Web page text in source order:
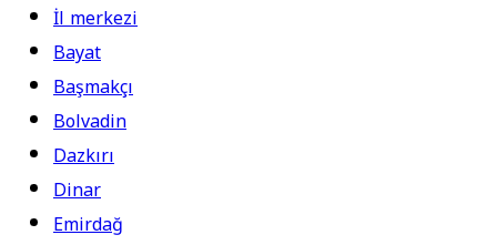
İl merkezi
Bayat
Başmakçı
Bolvadin
Dazkırı
Dinar
Emirdağ